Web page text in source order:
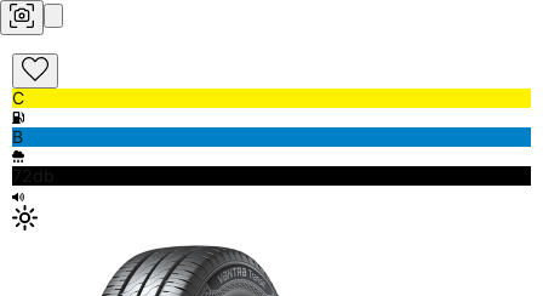
C
B
72db